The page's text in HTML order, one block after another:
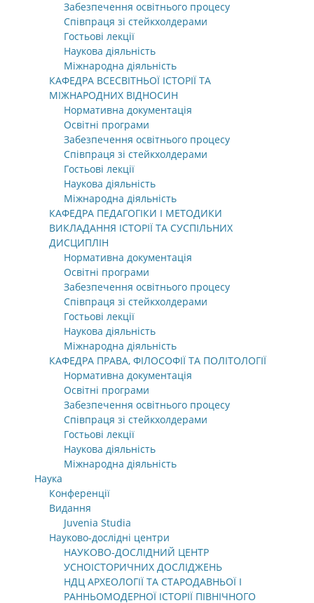
Забезпечення освітнього процесу
Співпраця зі стейкхолдерами
Гостьові лекції
Наукова діяльність
Міжнародна діяльність
КАФЕДРА ВСЕСВІТНЬОЇ ІСТОРІЇ ТА
МІЖНАРОДНИХ ВІДНОСИН
Нормативна документація
Освітні програми
Забезпечення освітнього процесу
Співпраця зі стейкхолдерами
Гостьові лекції
Наукова діяльність
Міжнародна діяльність
КАФЕДРА ПЕДАГОГІКИ І МЕТОДИКИ
ВИКЛАДАННЯ ІСТОРІЇ ТА СУСПІЛЬНИХ
ДИСЦИПЛІН
Нормативна документація
Освітні програми
Забезпечення освітнього процесу
Співпраця зі стейкхолдерами
Гостьові лекції
Наукова діяльність
Міжнародна діяльність
КАФЕДРА ПРАВА, ФІЛОСОФІЇ ТА ПОЛІТОЛОГІЇ
Нормативна документація
Освітні програми
Забезпечення освітнього процесу
Співпраця зі стейкхолдерами
Гостьові лекції
Наукова діяльність
Міжнародна діяльність
Наука
Конференції
Видання
Juvenia Studia
Науково-дослідні центри
НАУКОВО-ДОСЛІДНИЙ ЦЕНТР
УСНОІСТОРИЧНИХ ДОСЛІДЖЕНЬ
НДЦ АРХЕОЛОГІЇ ТА СТАРОДАВНЬОЇ І
РАННЬОМОДЕРНОЇ ІСТОРІЇ ПІВНІЧНОГО